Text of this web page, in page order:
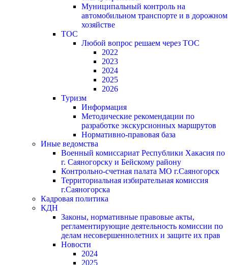
Муниципальный контроль на
автомобильном транспорте и в дорожном
хозяйстве
ТОС
Любой вопрос решаем через ТОС
2022
2023
2024
2025
2026
Туризм
Информация
Методические рекомендации по
разработке экскурсионных маршрутов
Нормативно-правовая база
Иные ведомства
Военный комиссариат Республики Хакасия по
г. Саяногорску и Бейскому району
Контрольно-счетная палата МО г.Саяногорск
Территориальная избирательная комиссия
г.Саяногорска
Кадровая политика
КДН
Законы, нормативные правовые акты,
регламентирующие деятельность комиссии по
делам несовершеннолетних и защите их прав
Новости
2024
2025